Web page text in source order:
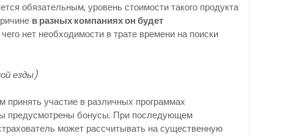
обязательным, уровень стоимости такого продукта
в разных компаниях он будет
нет необходимости в трате времени на поиски
езды)
принять участие в различных программах
предусмотрены бонусы. При последующем
может рассчитывать на существенную